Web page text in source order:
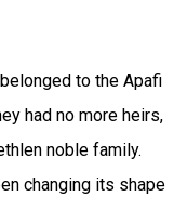
to the Apafi
had no more heirs,
noble family.
changing its shape